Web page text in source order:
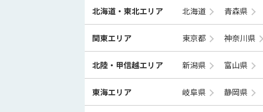
北海道・東北エリア 北海道 青森県
関東エリア 東京都 神奈川県
北陸・甲信越エリア 新潟県 富山県
東海エリア 岐阜県 静岡県